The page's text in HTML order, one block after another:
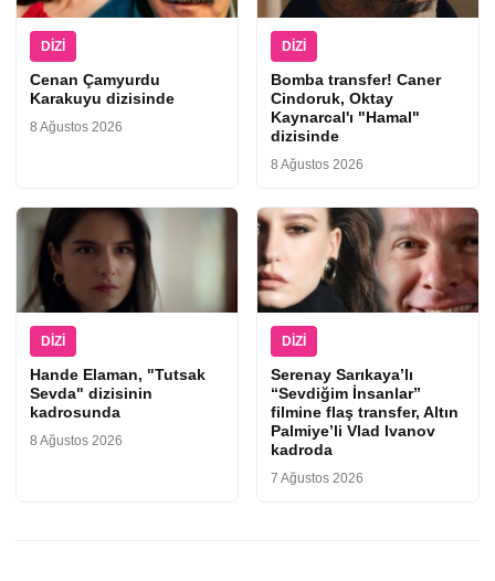
DIZI
Cenan Çamyurdu
Karakuyu dizisinde
8 Ağustos 2026
DIZI
Bomba transfer! Caner
Cindoruk, Oktay
Kaynarcal'ı "Hamal"
dizisinde
8 Ağustos 2026
DIZI
Hande Elaman, "Tutsak
Sevda" dizisinin
kadrosunda
8 Ağustos 2026
DIZI
Serenay Sarıkaya’lı
“Sevdiğim İnsanlar”
filmine flaş transfer, Altın
Palmiye’li Vlad Ivanov
kadroda
7 Ağustos 2026